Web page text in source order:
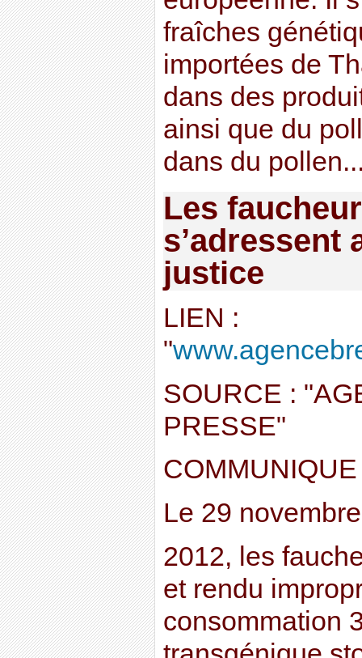
fraîches
importées de
dans des
ainsi que du
dans du
Les
s’adressent
justice
LIEN :
"
SOURCE :
PRESSE"
Le 29 novembre
2012, les
et rendu
consommation